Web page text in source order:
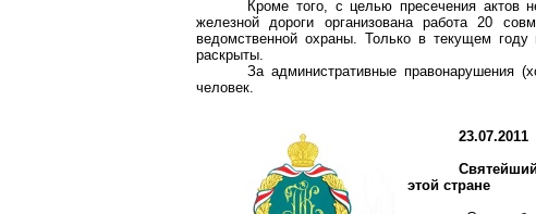
Кроме того, с целью пресечения актов
железной дороги организована работа 20
ведомственной охраны. Только в текущем
раскрыты.
За административные правонарушения
человек.
23.07.2011
этой стране